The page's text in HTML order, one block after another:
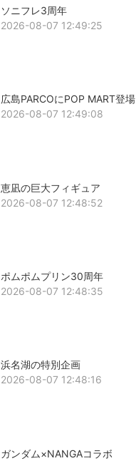
ソニフレ3周年
2026-08-07 12:49:25
広島PARCOにPOP MART登場
2026-08-07 12:49:08
恵凪の巨大フィギュア
2026-08-07 12:48:52
ポムポムプリン30周年
2026-08-07 12:48:35
浜名湖の特別企画
2026-08-07 12:48:16
ガンダム×NANGAコラボ